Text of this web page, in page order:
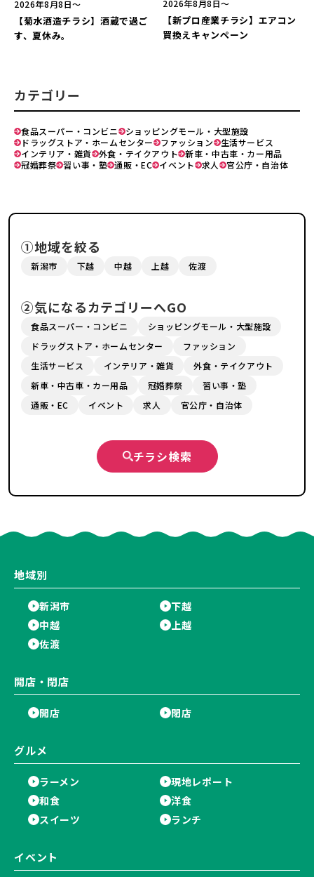
2026年8月8日〜
【菊水酒造チラシ】酒蔵で過ご
す、夏休み。
2026年8月8日〜
【新プロ産業チラシ】エアコン
買換えキャンペーン
カテゴリー
食品スーパー・コンビニ
ショッピングモール・大型施設
ドラッグストア・ホームセンター
ファッション
生活サービス
インテリア・雑貨
外食・テイクアウト 新車・中古車・カー用品
冠婚葬祭 習い事・塾 通販・EC イベント 求人 官公庁・自治体
①地域を絞る
新潟市 下越 中越 上越 佐渡
②気になるカテゴリーへGO
食品スーパー・コンビニ
ショッピングモール・大型施設
ドラッグストア・ホームセンター
ファッション
生活サービス
インテリア・雑貨
外食・テイクアウト
新車・中古車・カー用品
冠婚葬祭
習い事・塾
通販・EC
イベント 求人 官公庁・自治体
チラシ検索
地域別
新潟市
下越
中越
上越
佐渡
開店・閉店
開店 閉店
グルメ
ラーメン
現地レポート
和食
洋食
スイーツ
ランチ
イベント